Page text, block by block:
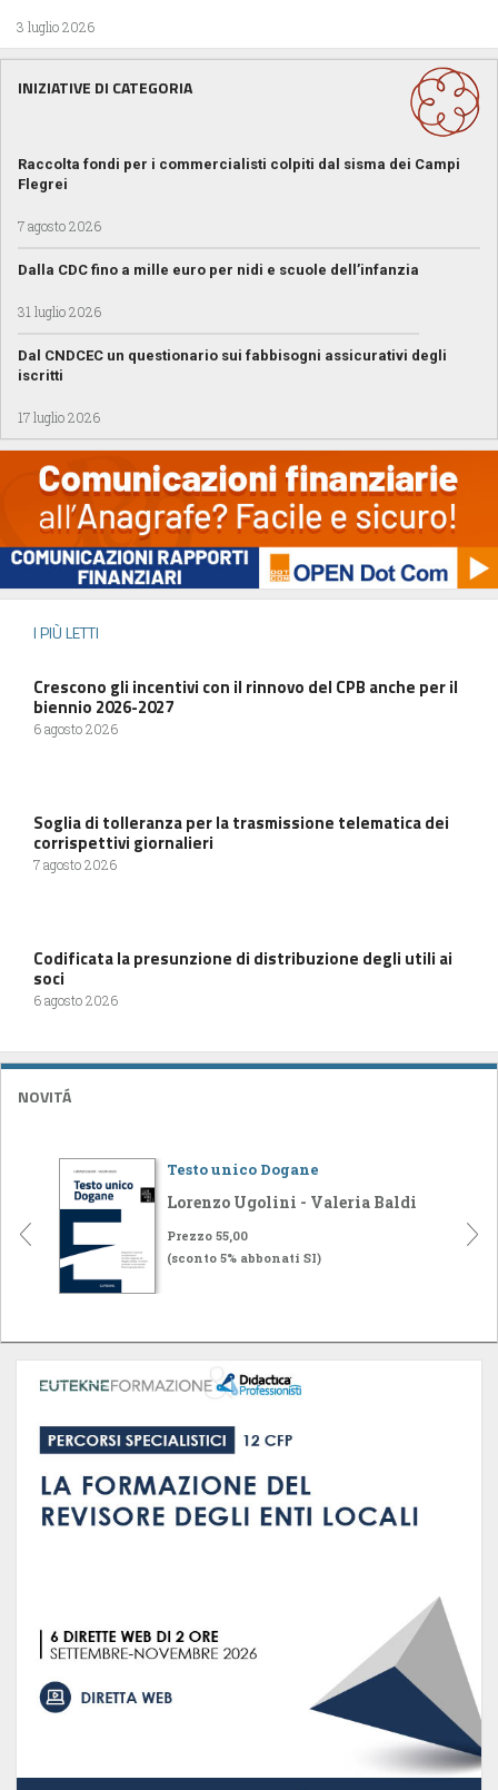
3 luglio 2026
INIZIATIVE DI CATEGORIA
Raccolta fondi per i commercialisti colpiti dal sisma dei Campi
Flegrei
7 agosto 2026
Dalla CDC fino a mille euro per nidi e scuole dell’infanzia
31 luglio 2026
Dal CNDCEC un questionario sui fabbisogni assicurativi degli
iscritti
17 luglio 2026
I PIÙ LETTI
Crescono gli incentivi con il rinnovo del CPB anche per il
biennio 2026-2027
6 agosto 2026
Soglia di tolleranza per la trasmissione telematica dei
corrispettivi giornalieri
7 agosto 2026
Codificata la presunzione di distribuzione degli utili ai
soci
6 agosto 2026
NOVITÁ
Testo unico Dogane
Lorenzo Ugolini - Valeria Baldi
Prezzo 55,00
(sconto 5% abbonati SI)